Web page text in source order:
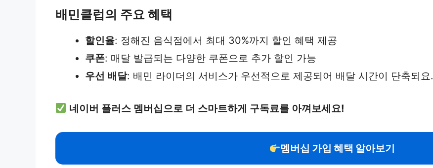
배민클럽의 주요 혜택
할인율: 정해진 음식점에서 최대 30%까지 할인 혜택 제공
쿠폰: 매달 발급되는 다양한 쿠폰으로 추가 할인 가능
우선 배달: 배민 라이더의 서비스가 우선적으로 제공되어 배달 시간이 단축되요.
네이버 플러스 멤버십으로 더 스마트하게 구독료를 아껴보세요!
멤버십 가입 혜택 알아보기